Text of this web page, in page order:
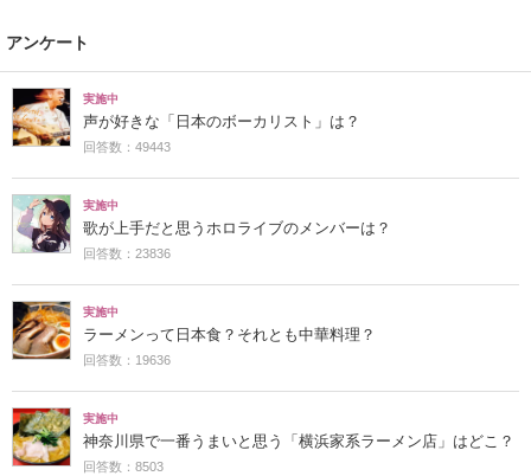
アンケート
実施中
声が好きな「日本のボーカリスト」は？
回答数：49443
実施中
歌が上手だと思うホロライブのメンバーは？
回答数：23836
実施中
ラーメンって日本食？それとも中華料理？
回答数：19636
実施中
神奈川県で一番うまいと思う「横浜家系ラーメン店」はどこ？
回答数：8503